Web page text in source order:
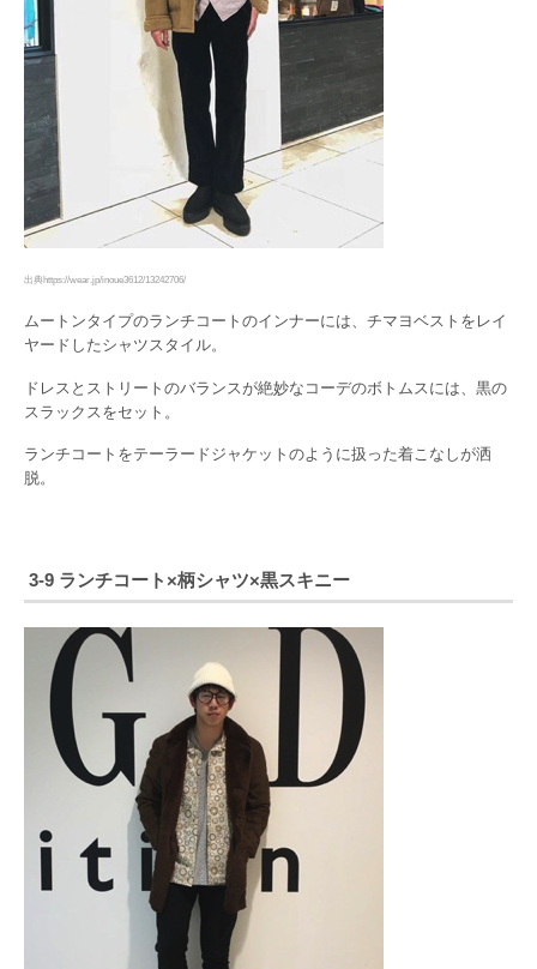
出典https://wear.jp/inoue3612/13242706/
ムートンタイプのランチコートのインナーには、チマヨベストをレイ
ヤードしたシャツスタイル。
ドレスとストリートのバランスが絶妙なコーデのボトムスには、黒の
スラックスをセット。
ランチコートをテーラードジャケットのように扱った着こなしが洒
脱。
3-9 ランチコート×柄シャツ×黒スキニー